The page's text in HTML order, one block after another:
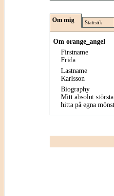
Om mig Statistik
Om orange_angel
Firstname
Frida
Lastname
Karlsson
Biography
Mitt absolut
hitta på egna